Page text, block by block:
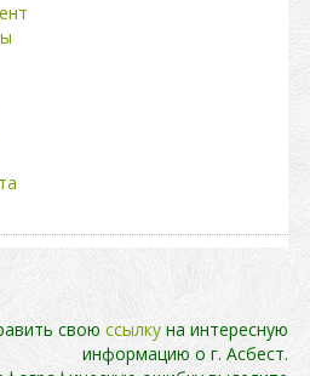
свою ссылку на интересную
информацию о г. Асбест.